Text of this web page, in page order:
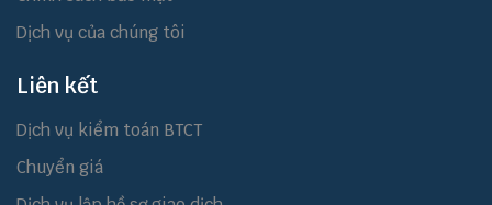
Dịch vụ của chúng tôi
Liên kết
Dịch vụ kiểm toán BTCT
Chuyển giá